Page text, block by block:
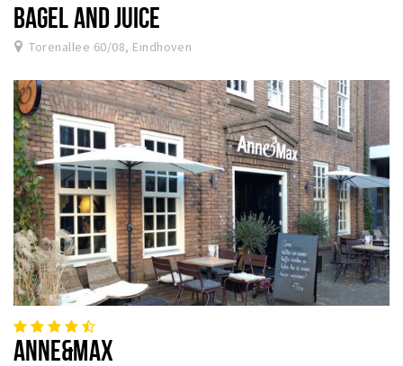
BAGEL AND JUICE
Torenallee 60/08, Eindhoven
ANNE&MAX